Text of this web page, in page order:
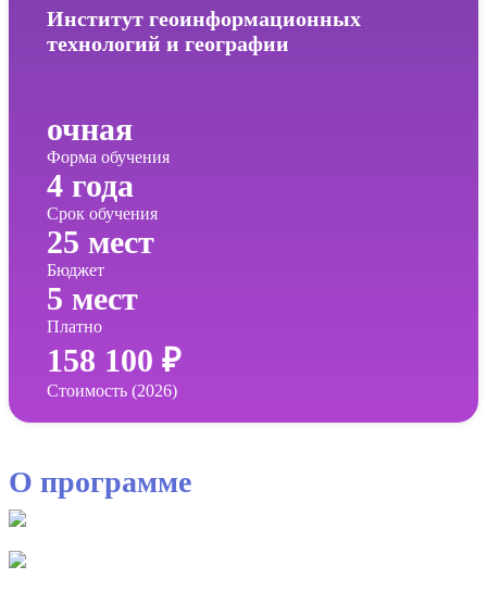
Институт геоинформационных
технологий и географии
очная
Форма обучения
4 года
Срок обучения
25 мест
Бюджет
5 мест
Платно
158 100 ₽
Стоимость (2026)
О программе